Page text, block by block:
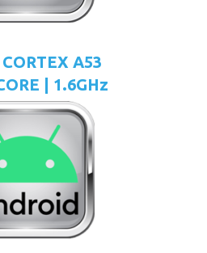
A53
| 1.6GHz